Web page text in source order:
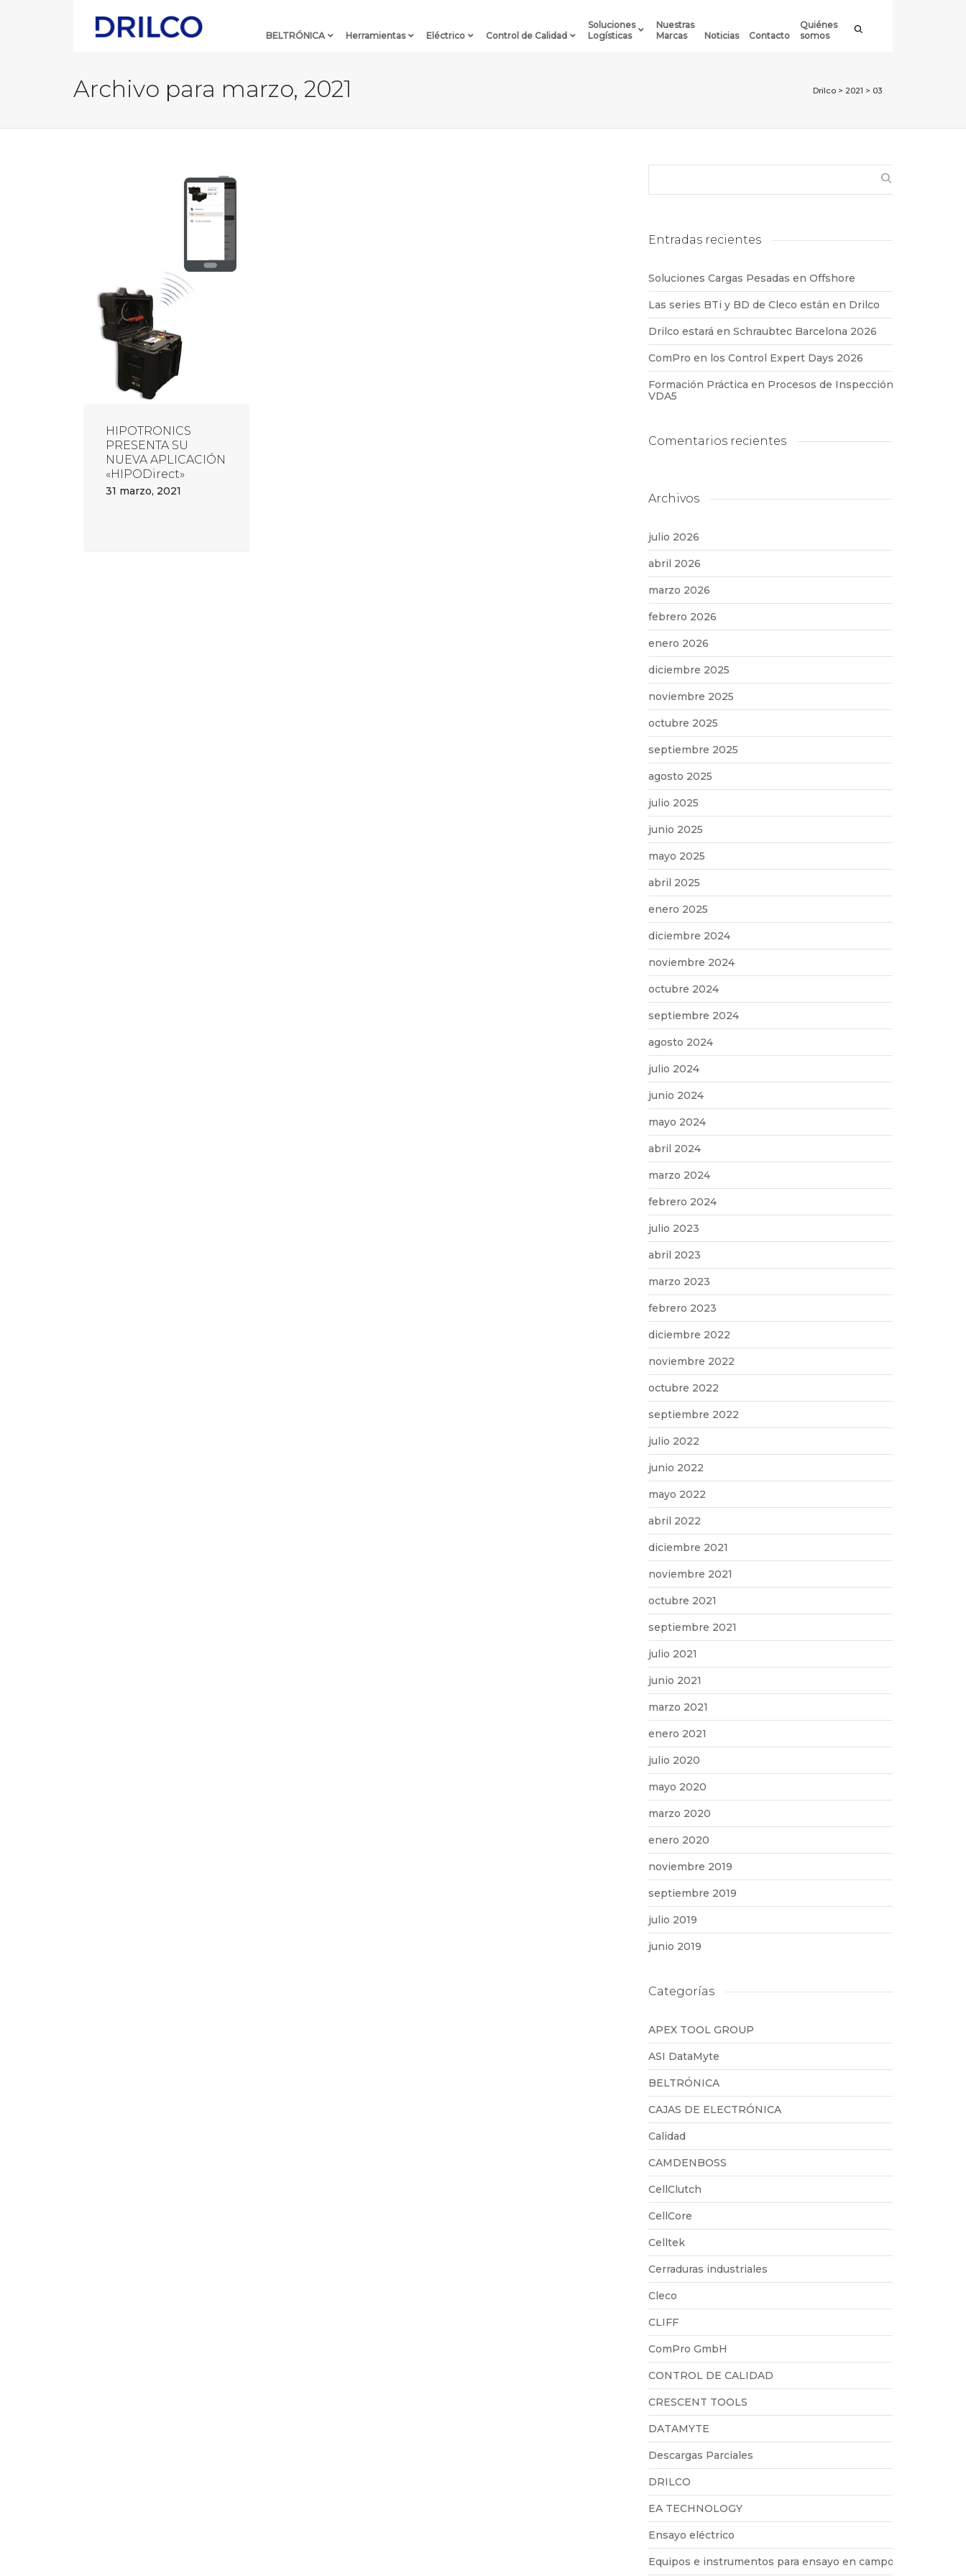
Navigation
BELTRÓNICA Herramientas Eléctrico Control de Calidad
Soluciones
Logísticas
Nuestras
Marcas
Noticias Contacto
Quiénes
somos
Archivo para marzo, 2021 Drilco > 2021 > 03
HIPOTRONICS
PRESENTA SU
NUEVA APLICACIÓN
«HIPODirect»
31 marzo, 2021
Entradas recientes
Soluciones Cargas Pesadas en Offshore
Las series BTi y BD de Cleco están en Drilco
Drilco estará en Schraubtec Barcelona 2026
ComPro en los Control Expert Days 2026
Formación Práctica en Procesos de Inspección
VDA5
Comentarios recientes
Archivos
julio 2026
abril 2026
marzo 2026
febrero 2026
enero 2026
diciembre 2025
noviembre 2025
octubre 2025
septiembre 2025
agosto 2025
julio 2025
junio 2025
mayo 2025
abril 2025
enero 2025
diciembre 2024
noviembre 2024
octubre 2024
septiembre 2024
agosto 2024
julio 2024
junio 2024
mayo 2024
abril 2024
marzo 2024
febrero 2024
julio 2023
abril 2023
marzo 2023
febrero 2023
diciembre 2022
noviembre 2022
octubre 2022
septiembre 2022
julio 2022
junio 2022
mayo 2022
abril 2022
diciembre 2021
noviembre 2021
octubre 2021
septiembre 2021
julio 2021
junio 2021
marzo 2021
enero 2021
julio 2020
mayo 2020
marzo 2020
enero 2020
noviembre 2019
septiembre 2019
julio 2019
junio 2019
Categorías
APEX TOOL GROUP
ASI DataMyte
BELTRÓNICA
CAJAS DE ELECTRÓNICA
Calidad
CAMDENBOSS
CellClutch
CellCore
Celltek
Cerraduras industriales
Cleco
CLIFF
ComPro GmbH
CONTROL DE CALIDAD
CRESCENT TOOLS
DATAMYTE
Descargas Parciales
DRILCO
EA TECHNOLOGY
Ensayo eléctrico
Equipos e instrumentos para ensayo en campo